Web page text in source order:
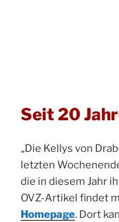
Seit 20
„Die Kellys von
letzten
die in diesem Jahr
OVZ-Artikel findet
Homepage. Dort